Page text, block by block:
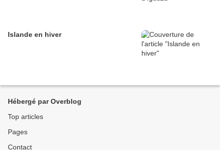
Islande en hiver
Hébergé par Overblog
Top articles
Pages
Contact